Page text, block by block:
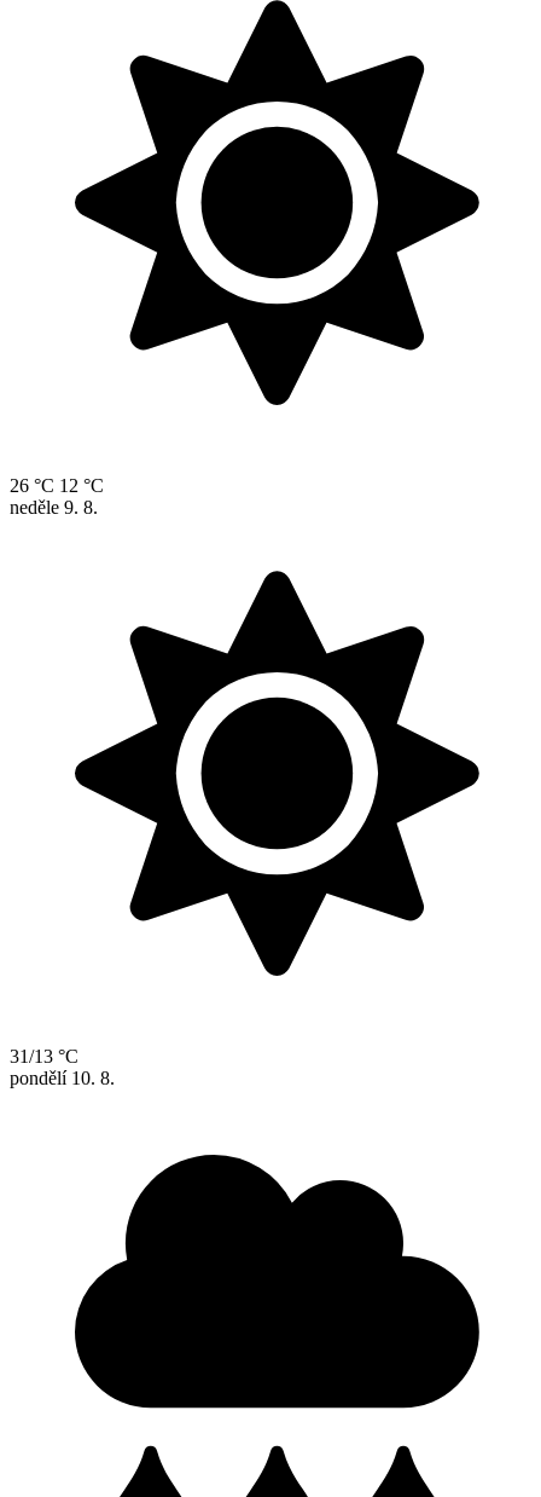
26 °C 12 °C
neděle 9. 8.
31/13 °C
pondělí 10. 8.